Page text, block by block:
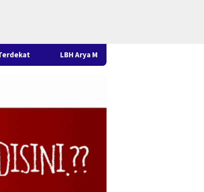
LBH Arya Mandalika Sorot Dugaan Penyalahgunaan